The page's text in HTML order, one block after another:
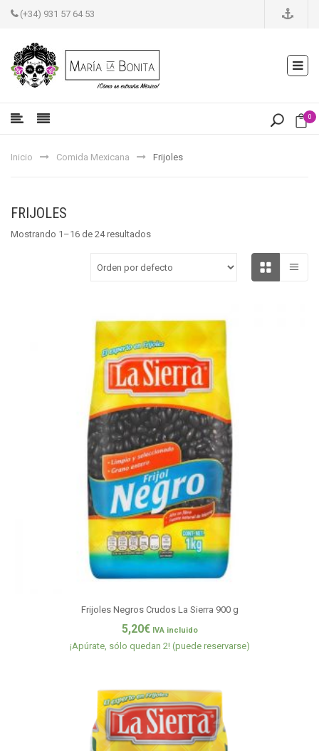
(+34) 931 57 64 53
0
Inicio Comida Mexicana Frijoles
FRIJOLES
Mostrando 1–16 de 24 resultados
Frijoles Negros Crudos La Sierra 900 g
5,20€ IVA incluido
¡Apúrate, sólo quedan 2! (puede reservarse)